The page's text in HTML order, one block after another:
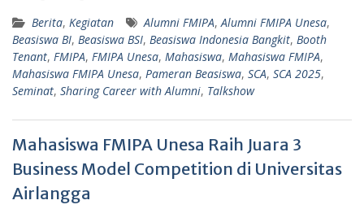
Berita, Kegiatan Alumni FMIPA, Alumni FMIPA Unesa,
Beasiswa BI, Beasiswa BSI, Beasiswa Indonesia Bangkit, Booth
Tenant, FMIPA, FMIPA Unesa, Mahasiswa, Mahasiswa FMIPA,
Mahasiswa FMIPA Unesa, Pameran Beasiswa, SCA, SCA 2025,
Seminat, Sharing Career with Alumni, Talkshow
Mahasiswa FMIPA Unesa Raih Juara 3
Business Model Competition di Universitas
Airlangga